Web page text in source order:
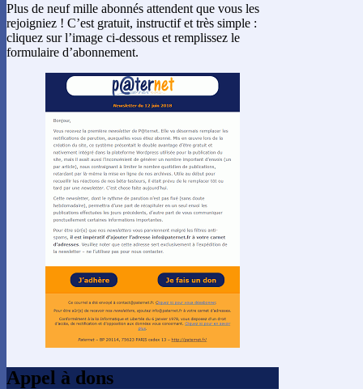
Plus de neuf mille abonnés attendent que vous les
rejoigniez ! C’est gratuit, instructif et très simple :
cliquez sur l’image ci-dessous et remplissez le
formulaire d’abonnement.
Appel à dons